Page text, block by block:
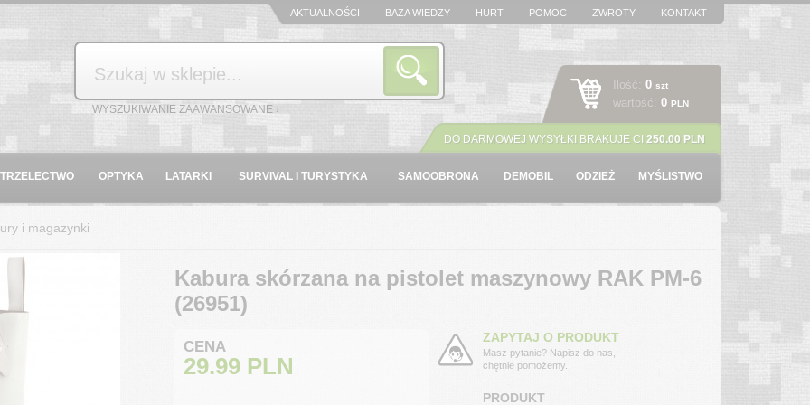
AKTUALNOŚCI BAZA WIEDZY HURT POMOC ZWROTY KONTAKT
Ilość: 0 szt
wartość: 0 PLN
Szukaj
WYSZUKIWANIE ZAAWANSOWANE ›
DO DARMOWEJ WYSYŁKI BRAKUJE CI 250.00 PLN
OPTYKA LATARKI SURVIVAL I TURYSTYKA SAMOOBRONA DEMOBIL ODZIEŻ MYŚLISTWO
i magazynki
Kabura skórzana na pistolet maszynowy RAK PM-6
(26951)
CENA
29.99 PLN
ZAPYTAJ O PRODUKT
Masz pytanie? Napisz do nas,
chętnie pomożemy.
PRODUKT